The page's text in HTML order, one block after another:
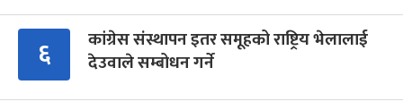
६
कांग्रेस संस्थापन इतर समूहको राष्ट्रिय भेलालाई
देउवाले सम्बोधन गर्ने